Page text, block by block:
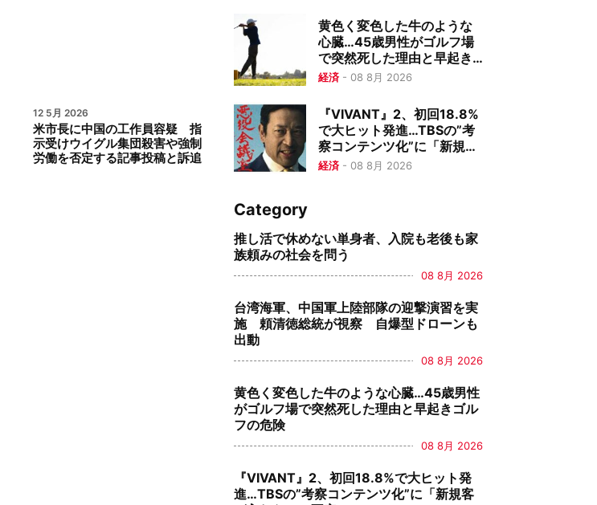
12 5月 2026
米市長に中国の工作員容疑 指
示受けウイグル集団殺害や強制
労働を否定する記事投稿と訴追
黄色く変色した牛のような
心臓…45歳男性がゴルフ場
で突然死した理由と早起き
ゴルフの危険
経済 - 08 8月 2026
『VIVANT』2、初回18.8%
で大ヒット発進…TBSの”考
察コンテンツ化”に「新規客
が入れない」不安
経済 - 08 8月 2026
Category
推し活で休めない単身者、入院も老後も家
族頼みの社会を問う
08 8月 2026
台湾海軍、中国軍上陸部隊の迎撃演習を実
施 頼清徳総統が視察 自爆型ドローンも
出動
08 8月 2026
黄色く変色した牛のような心臓…45歳男性
がゴルフ場で突然死した理由と早起きゴル
フの危険
08 8月 2026
『VIVANT』2、初回18.8%で大ヒット発
進…TBSの”考察コンテンツ化”に「新規客